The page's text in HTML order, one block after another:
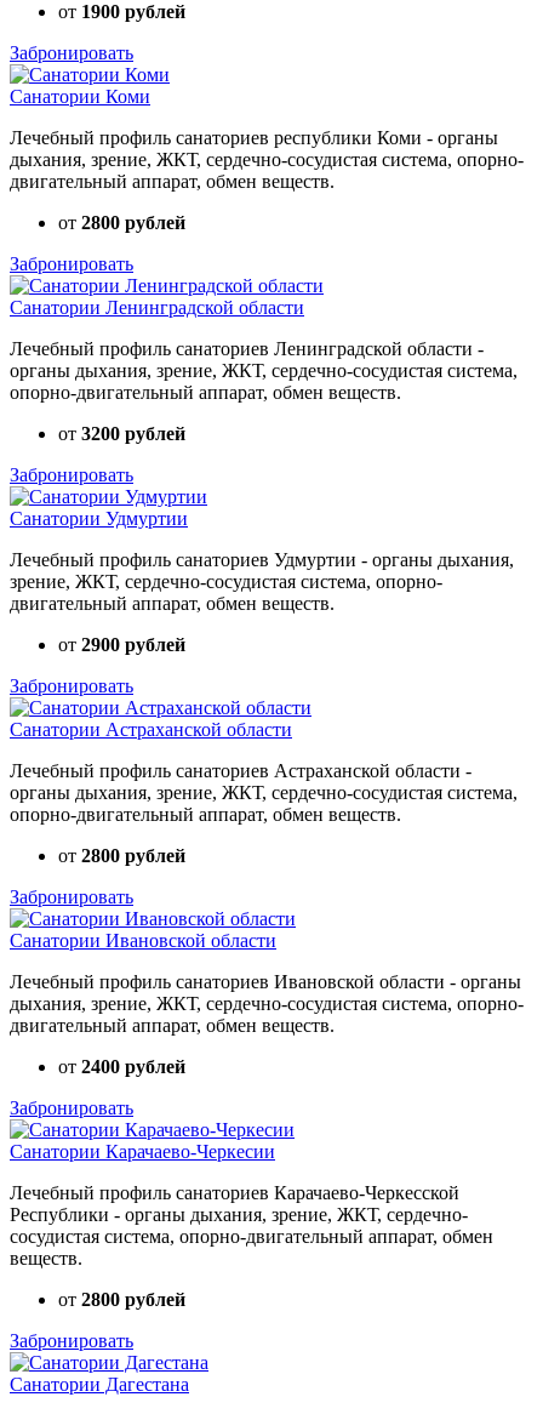
от 1900 рублей
Забронировать
Санатории Коми
Лечебный профиль санаториев республики Коми - органы
дыхания, зрение, ЖКТ, сердечно-сосудистая система, опорно-
двигательный аппарат, обмен веществ.
от 2800 рублей
Забронировать
Санатории Ленинградской области
Лечебный профиль санаториев Ленинградской области -
органы дыхания, зрение, ЖКТ, сердечно-сосудистая система,
опорно-двигательный аппарат, обмен веществ.
от 3200 рублей
Забронировать
Санатории Удмуртии
Лечебный профиль санаториев Удмуртии - органы дыхания,
зрение, ЖКТ, сердечно-сосудистая система, опорно-
двигательный аппарат, обмен веществ.
от 2900 рублей
Забронировать
Санатории Астраханской области
Лечебный профиль санаториев Астраханской области -
органы дыхания, зрение, ЖКТ, сердечно-сосудистая система,
опорно-двигательный аппарат, обмен веществ.
от 2800 рублей
Забронировать
Санатории Ивановской области
Лечебный профиль санаториев Ивановской области - органы
дыхания, зрение, ЖКТ, сердечно-сосудистая система, опорно-
двигательный аппарат, обмен веществ.
от 2400 рублей
Забронировать
Санатории Карачаево-Черкесии
Лечебный профиль санаториев Карачаево-Черкесской
Республики - органы дыхания, зрение, ЖКТ, сердечно-
сосудистая система, опорно-двигательный аппарат, обмен
веществ.
от 2800 рублей
Забронировать
Санатории Дагестана